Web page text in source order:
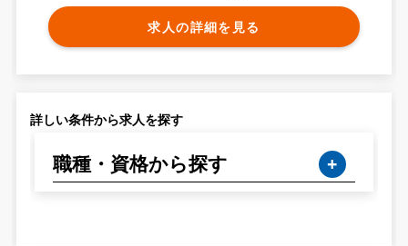
求人の詳細を見る
詳しい条件から求人を探す
職種・資格から探す